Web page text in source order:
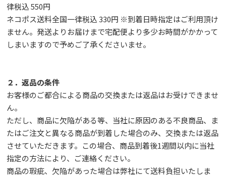
律税込 550円
ネコポス送料全国一律税込 330円 ※到着日時指定はご利用頂け
ません。発送よりお届けまで宅配便より多少お時間がかかって
しまいますので予めご了承くださいませ。
２．返品の条件
お客様のご都合による商品の交換または返品はお受けできませ
ん。
ただし、 商品に欠陥がある等、当社に原因のある不良商品、ま
たはご注文と異なる商品が到着した場合のみ、交換または返品
させていただきます。この場合、商品到着後1週間以内に当社
指定の方法により、ご連絡ください。
商品の瑕疵、欠陥があった場合は弊社にて送料負担いたしま